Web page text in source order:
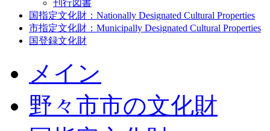
刊行図書
国指定文化財：Nationally Designated Cultural Properties
市指定文化財：Municipally Designated Cultural Properties
国登録文化財
メイン
野々市市の文化財